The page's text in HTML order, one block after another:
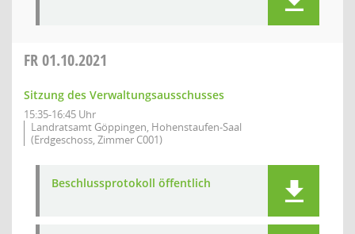
FR01.10.2021
Sitzung des Verwaltungsausschusses
15:35-16:45 Uhr
Landratsamt Göppingen, Hohenstaufen-Saal
(Erdgeschoss, Zimmer C001)
Beschlussprotokoll öffentlich